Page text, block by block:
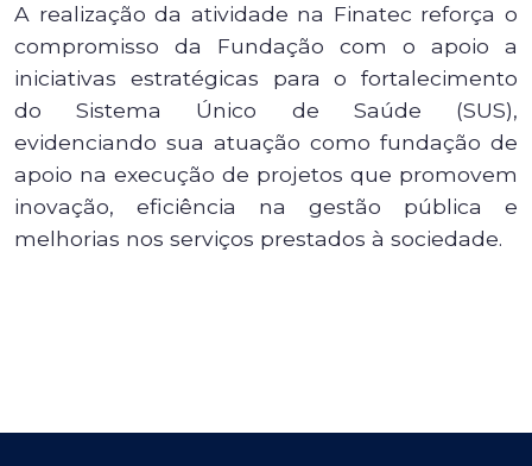
A realização da atividade na Finatec reforça o
compromisso da Fundação com o apoio a
iniciativas estratégicas para o fortalecimento
do Sistema Único de Saúde (SUS),
evidenciando sua atuação como fundação de
apoio na execução de projetos que promovem
inovação, eficiência na gestão pública e
melhorias nos serviços prestados à sociedade.